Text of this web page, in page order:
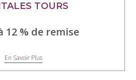
TOURS
12 % de remise
En Savoir PlusCapitales
Tours